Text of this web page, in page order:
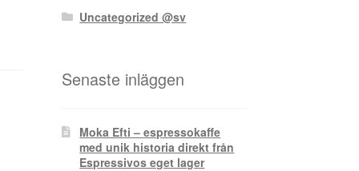
Uncategorized @sv
Senaste inläggen
Moka Efti – espressokaffe
med unik historia direkt från
Espressivos eget lager